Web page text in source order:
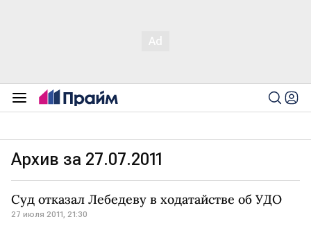
Архив за 27.07.2011
Суд отказал Лебедеву в ходатайстве об УДО
27 июля 2011, 21:30